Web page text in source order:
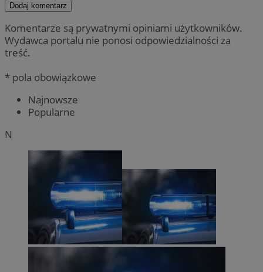
Dodaj komentarz
Komentarze są prywatnymi opiniami użytkowników.
Wydawca portalu nie ponosi odpowiedzialności za
treść.
* pola obowiązkowe
Najnowsze
Popularne
N